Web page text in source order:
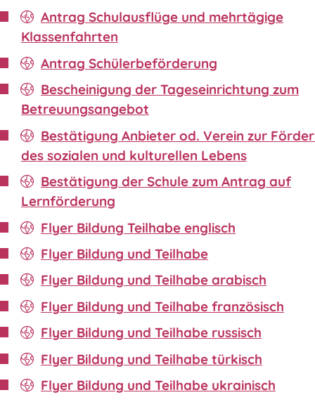
Antrag Schulausflüge und mehrtägige
Klassenfahrten
Antrag Schülerbeförderung
Bescheinigung der Tageseinrichtung zum
Betreuungsangebot
Bestätigung Anbieter od. Verein zur
des sozialen und kulturellen Lebens
Bestätigung der Schule zum Antrag auf
Lernförderung
Flyer Bildung Teilhabe englisch
Flyer Bildung und Teilhabe
Flyer Bildung und Teilhabe arabisch
Flyer Bildung und Teilhabe französisch
Flyer Bildung und Teilhabe russisch
Flyer Bildung und Teilhabe türkisch
Flyer Bildung und Teilhabe ukrainisch